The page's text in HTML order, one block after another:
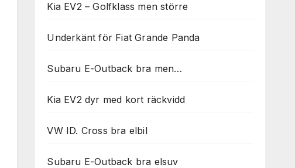
Kia EV2 – Golfklass men större
Underkänt för Fiat Grande Panda
Subaru E-Outback bra men…
Kia EV2 dyr med kort räckvidd
VW ID. Cross bra elbil
Subaru E-Outback bra elsuv